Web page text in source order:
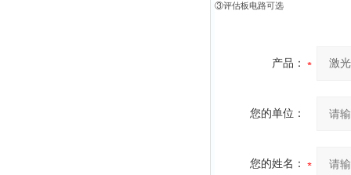
③评估板电路可选
产品：
您的单位：
您的姓名：